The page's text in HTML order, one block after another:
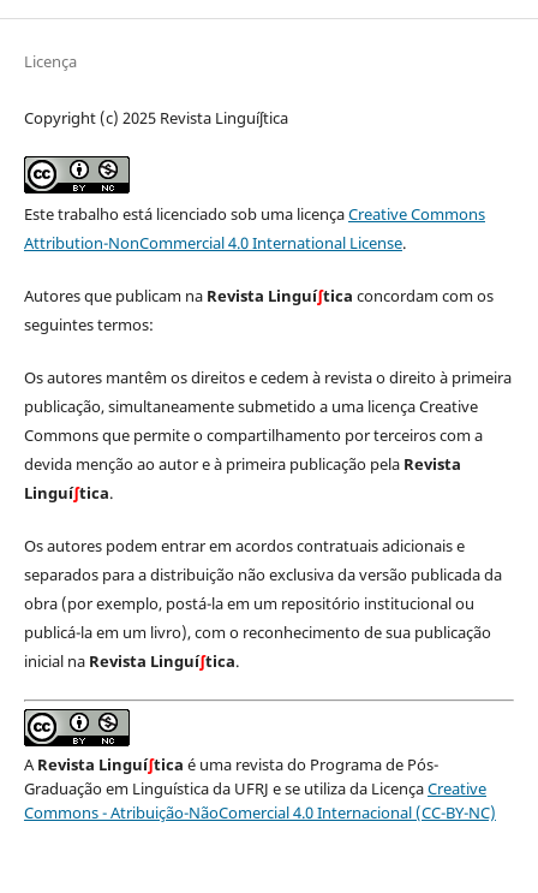
Licença
Copyright (c) 2025 Revista Linguíʃtica
Este trabalho está licenciado sob uma licençaCreative Commons
Attribution-NonCommercial 4.0 International License.
Autores que publicam na Revista Linguí∫tica concordam com os
seguintes termos:
Os autores mantêm os direitos e cedem à revista o direito à primeira
publicação, simultaneamente submetido a uma licença Creative
Commons que permite o compartilhamento por terceiros com a
devida menção ao autor e à primeira publicação pela Revista
Linguí∫tica.
Os autores podem entrar em acordos contratuais adicionais e
separados para a distribuição não exclusiva da versão publicada da
obra (por exemplo, postá-la em um repositório institucional ou
publicá-la em um livro), com o reconhecimento de sua publicação
inicial na Revista Linguí∫tica.
ARevista Linguí∫tica é uma revista do Programa de Pós-
Graduação em Linguística da UFRJ e se utiliza da LicençaCreative
Commons - Atribuição-NãoComercial 4.0 Internacional (CC-BY-NC)